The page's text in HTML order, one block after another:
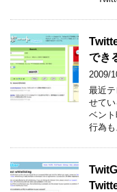
でき
2009/
最近
せて
ベント
行為